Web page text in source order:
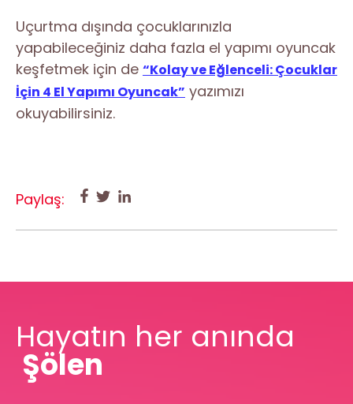
Uçurtma dışında çocuklarınızla
yapabileceğiniz daha fazla el yapımı oyuncak
keşfetmek için de “Kolay ve Eğlenceli: Çocuklar
İçin 4 El Yapımı Oyuncak” yazımızı
okuyabilirsiniz.
Paylaş:
Hayatın her anında
Şölen